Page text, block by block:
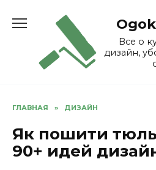
Все о
дизайн,
ГЛАВНАЯ » ДИЗАЙН
Як пошити
90+ идей